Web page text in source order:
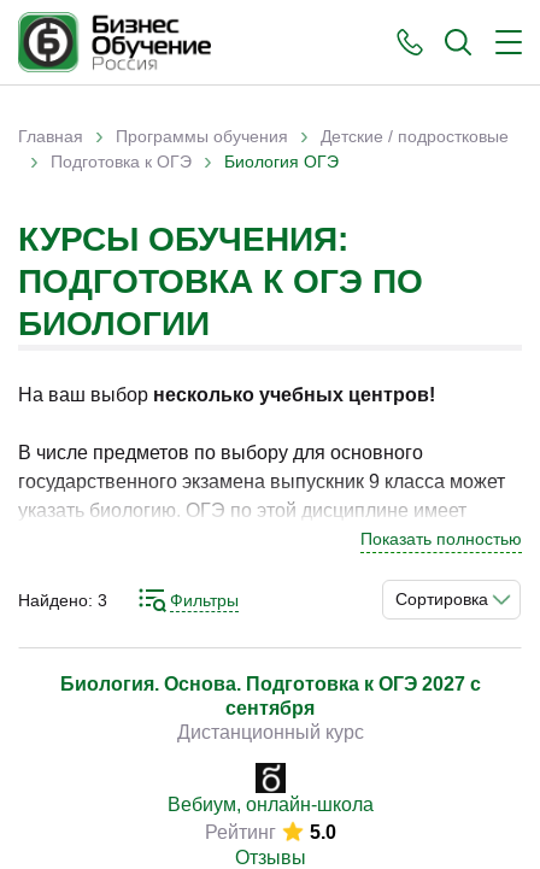
Вы здесь
Главная › Программы обучения › Детские / подростковые
› Подготовка к ОГЭ › Биология ОГЭ
КУРСЫ ОБУЧЕНИЯ:
ПОДГОТОВКА К ОГЭ ПО
БИОЛОГИИ
На ваш выбор несколько учебных центров!
В числе предметов по выбору для основного
государственного экзамена выпускник 9 класса может
указать биологию. ОГЭ по этой дисциплине имеет
значение при поступлении в колледж/техникум или
нельзя назвать простым, в особенности в качестве
части аттестационного тестирования. Для высокой
оценки стоит пройти дополнительную подготовку.
Сделать это можно на специальных обучающих курсах.
На них готовят к обязательному государственному
экзамену согласно действующим стандартам и
Показать полностью
Сортировка
Найдено: 3 Фильтры
Биология. Основа. Подготовка к ОГЭ 2027 с
сентября
Дистанционный курс
Вебиум, онлайн-школа
Рейтинг
5.0
Отзывы